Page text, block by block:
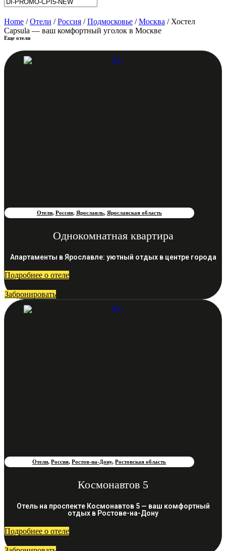
Home /Отели /Россия /Подмосковье /Москва / Хостел
Capsula — ваш комфортный уголок в Москве
Еще отели
Отели, Россия, Ярославль, Ярославская область
Однокомнатная квартира
Апартаменты в Ярославле: уютный отдых в центре города
Подробнее о отеле
Забронировать
Отели,Россия,Ростов-на-Дону,Ростовская область
Космонавтов 5
Отель на проспекте Космонавтов 5 — ваш комфортный
отдых в Ростове-на-Дону
Подробнее о отеле